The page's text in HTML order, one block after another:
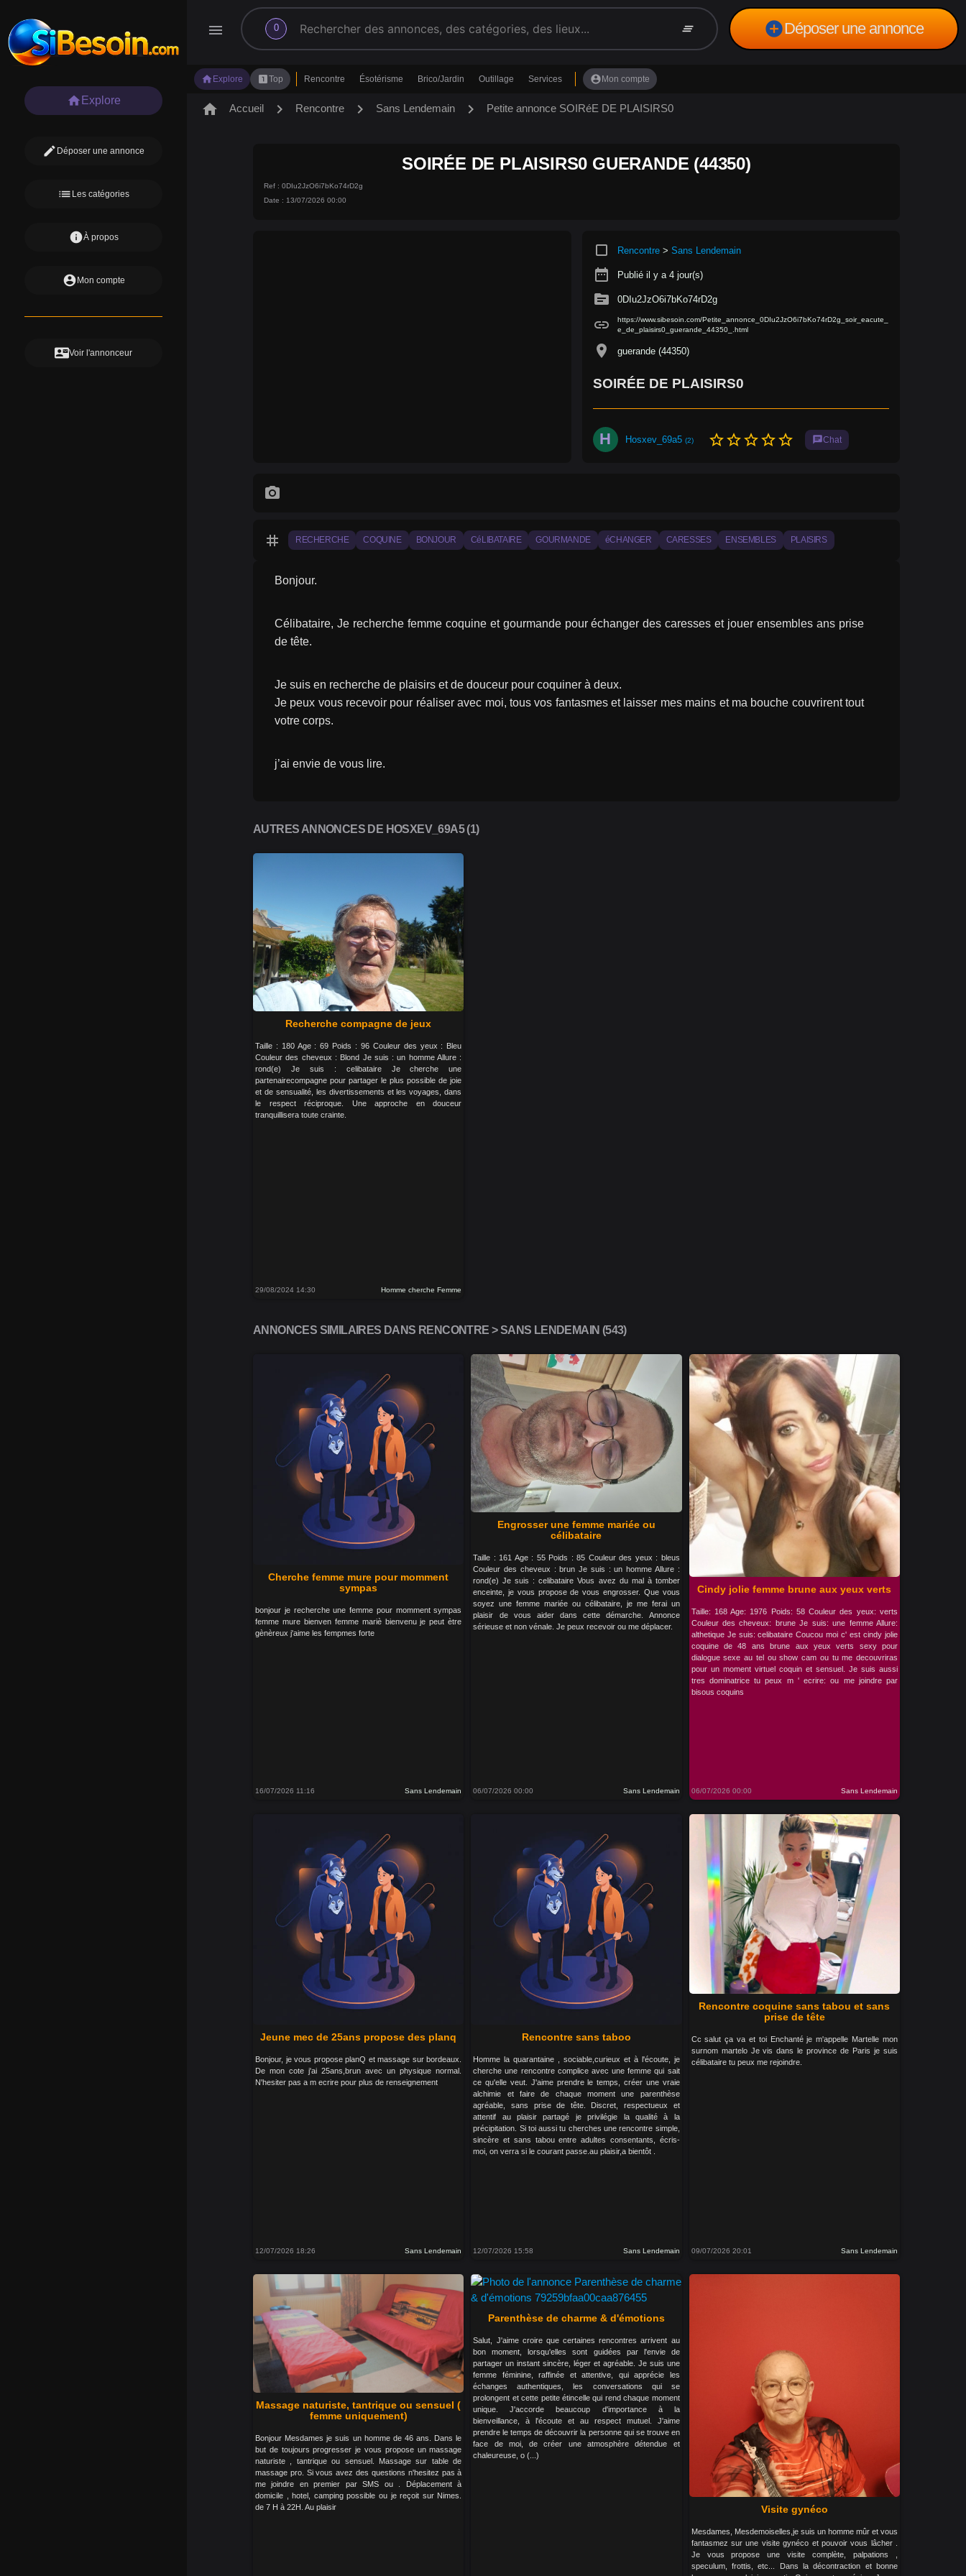
menu 0
search clear_all add_circleDéposer une annonce
home Explore looks_oneTop Rencontre Ésotérisme Brico/Jardin Outillage Services account_circle Mon compte
home Explore
edit Déposer une annonce
list Les catégories
infoÀ propos
account_circle Mon compte
contact_mailVoir l'annonceur
home Accueil chevron_right Rencontre chevron_right Sans Lendemain chevron_right Petite annonce SOIRéE DE PLAISIRS0
SOIRÉE DE PLAISIRS0 GUERANDE (44350)
Ref : 0DIu2JzO6i7bKo74rD2g
Date : 13/07/2026 00:00
crop_square Rencontre> Sans Lendemain
date_range Publié il y a 4 jour(s)
source 0DIu2JzO6i7bKo74rD2g
link
https://www.sibesoin.com/Petite_annonce_0DIu2JzO6i7bKo74rD2g_soir_eacute_
e_de_plaisirs0_guerande_44350_.html
location_on guerande (44350)
SOIRÉE DE PLAISIRS0
H Hosxev_69a5 (2) star_borderstar_borderstar_borderstar_borderstar_border chatChat
photo_camera
tag RECHERCHE COQUINE BONJOUR CéLIBATAIRE GOURMANDE éCHANGER CARESSES ENSEMBLES PLAISIRS
Bonjour.
Célibataire, Je recherche femme coquine et gourmande pour échanger des caresses et jouer ensembles ans prise
de tête.
Je suis en recherche de plaisirs et de douceur pour coquiner à deux.
Je peux vous recevoir pour réaliser avec moi, tous vos fantasmes et laisser mes mains et ma bouche couvrirent tout
votre corps.
j’ai envie de vous lire.
AUTRES ANNONCES DE HOSXEV_69A5 (1)
Recherche compagne de jeux
Taille : 180 Age : 69 Poids : 96 Couleur des yeux : Bleu
Couleur des cheveux : Blond Je suis : un homme Allure :
rond(e) Je suis : celibataire Je cherche une
partenairecompagne pour partager le plus possible de joie
et de sensualité, les divertissements et les voyages, dans
le respect réciproque. Une approche en douceur
tranquillisera toute crainte.
29/08/2024 14:30 Homme cherche Femme
ANNONCES SIMILAIRES DANS RENCONTRE > SANS LENDEMAIN (543)
Cherche femme mure pour momment
sympas
bonjour je recherche une femme pour momment sympas
femme mure bienven femme mariè bienvenu je peut ètre
gènèreux j'aime les fempmes forte
16/07/2026 11:16 Sans Lendemain
Engrosser une femme mariée ou
célibataire
Taille : 161 Age : 55 Poids : 85 Couleur des yeux : bleus
Couleur des cheveux : brun Je suis : un homme Allure :
rond(e) Je suis : celibataire Vous avez du mal à tomber
enceinte, je vous propose de vous engrosser. Que vous
soyez une femme mariée ou célibataire, je me ferai un
plaisir de vous aider dans cette démarche. Annonce
sérieuse et non vénale. Je peux recevoir ou me déplacer.
06/07/2026 00:00 Sans Lendemain
Cindy jolie femme brune aux yeux verts
Taille: 168 Age: 1976 Poids: 58 Couleur des yeux: verts
Couleur des cheveux: brune Je suis: une femme Allure:
althetique Je suis: celibataire Coucou moi c' est cindy jolie
coquine de 48 ans brune aux yeux verts sexy pour
dialogue sexe au tel ou show cam ou tu me decouvriras
pour un moment virtuel coquin et sensuel. Je suis aussi
tres dominatrice tu peux m ' ecrire: ou me joindre par
bisous coquins
06/07/2026 00:00 Sans Lendemain
Jeune mec de 25ans propose des planq
Bonjour, je vous propose planQ et massage sur bordeaux.
De mon cote j'ai 25ans,brun avec un physique normal.
N'hesiter pas a m ecrire pour plus de renseignement
12/07/2026 18:26 Sans Lendemain
Rencontre sans taboo
Homme la quarantaine , sociable,curieux et à l'écoute, je
cherche une rencontre complice avec une femme qui sait
ce qu'elle veut. J'aime prendre le temps, créer une vraie
alchimie et faire de chaque moment une parenthèse
agréable, sans prise de tête. Discret, respectueux et
attentif au plaisir partagé je privilégie la qualité à la
précipitation. Si toi aussi tu cherches une rencontre simple,
sincère et sans tabou entre adultes consentants, écris-
moi, on verra si le courant passe.au plaisir,a bientôt .
12/07/2026 15:58 Sans Lendemain
Rencontre coquine sans tabou et sans
prise de tête
Cc salut ça va et toi Enchanté je m'appelle Martelle mon
surnom martelo Je vis dans le province de Paris je suis
célibataire tu peux me rejoindre.
09/07/2026 20:01 Sans Lendemain
Massage naturiste, tantrique ou sensuel (
femme uniquement)
Bonjour Mesdames je suis un homme de 46 ans. Dans le
but de toujours progresser je vous propose un massage
naturiste , tantrique ou sensuel. Massage sur table de
massage pro. Si vous avez des questions n'hesitez pas à
me joindre en premier par SMS ou . Déplacement à
domicile , hotel, camping possible ou je reçoit sur Nimes.
de 7 H à 22H. Au plaisir
Parenthèse de charme & d'émotions
Salut, J'aime croire que certaines rencontres arrivent au
bon moment, lorsqu'elles sont guidées par l'envie de
partager un instant sincère, léger et agréable. Je suis une
femme féminine, raffinée et attentive, qui apprécie les
échanges authentiques, les conversations qui se
prolongent et cette petite étincelle qui rend chaque moment
unique. J'accorde beaucoup d'importance à la
bienveillance, à l'écoute et au respect mutuel. J'aime
prendre le temps de découvrir la personne qui se trouve en
face de moi, de créer une atmosphère détendue et
chaleureuse, o (...)
Visite gynéco
Mesdames, Mesdemoiselles,je suis un homme mûr et vous
fantasmez sur une visite gynéco et pouvoir vous lâcher .
Je vous propose une visite complète, palpations ,
speculum, frottis, etc... Dans la décontraction et bonne